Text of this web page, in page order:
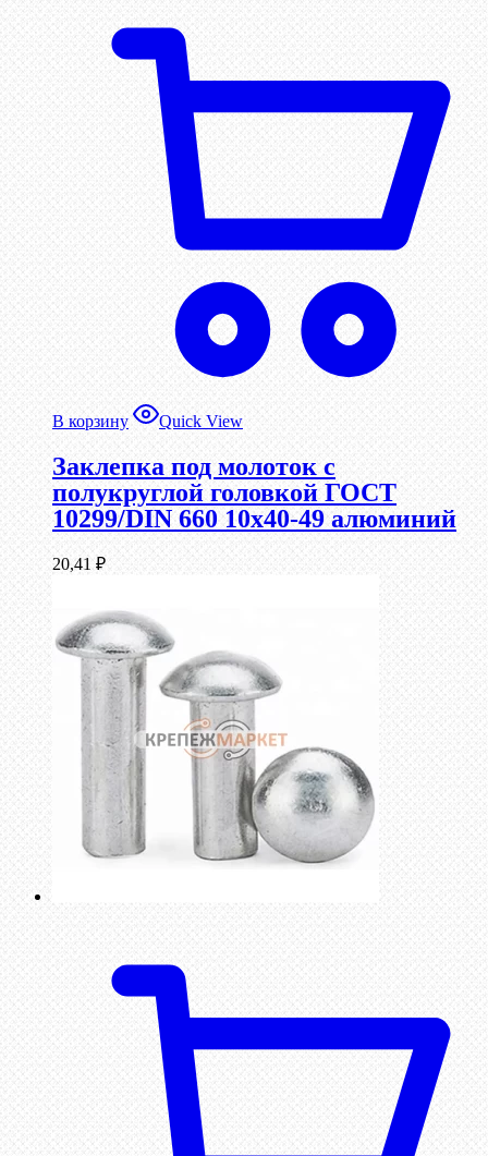
В корзину Quick View
Заклепка под молоток с
полукруглой головкой ГОСТ
10299/DIN 660 10х40-49 алюминий
20,41 ₽